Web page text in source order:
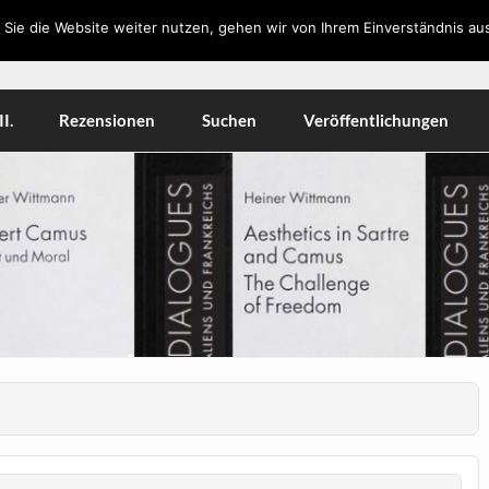
Rezensionen Suchen Veröffentlichungen
die Website weiter nutzen, gehen wir von Ihrem Einverständnis